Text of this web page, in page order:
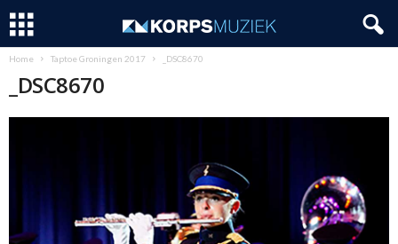
Home Taptoe Groningen 2017 _DSC8670
_DSC8670